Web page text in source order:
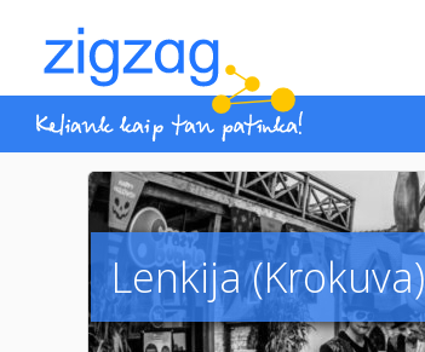
Lenkija (Krokuva)